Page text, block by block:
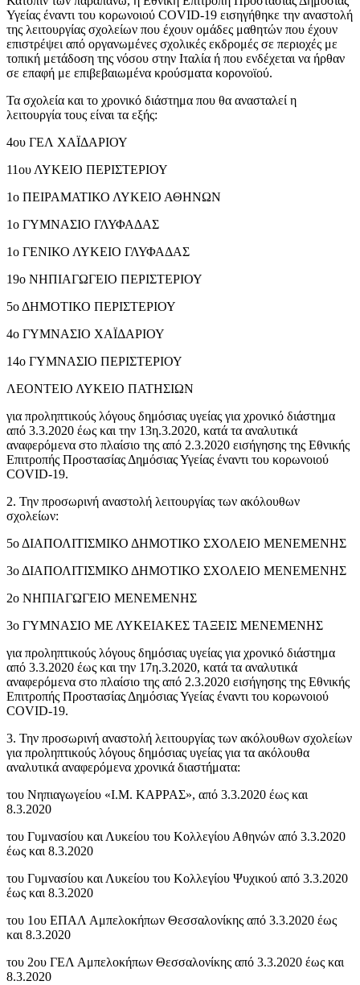
Υγείας έναντι του κορωνοιού COVID-19 εισηγήθηκε την αναστολή
της λειτουργίας σχολείων που έχουν ομάδες μαθητών που έχουν
επιστρέψει από οργανωμένες σχολικές εκδρομές σε περιοχές με
τοπική μετάδοση της νόσου στην Ιταλία ή που ενδέχεται να ήρθαν
σε επαφή με επιβεβαιωμένα κρούσματα κορονοϊού.
Τα σχολεία και το χρονικό διάστημα που θα ανασταλεί η
λειτουργία τους είναι τα εξής:
4ου ΓΕΛ ΧΑΪΔΑΡΙΟΥ
11ου ΛΥΚΕΙΟ ΠΕΡΙΣΤΕΡΙΟΥ
1ο ΠΕΙΡΑΜΑΤΙΚΟ ΛΥΚΕΙΟ ΑΘΗΝΩΝ
1ο ΓΥΜΝΑΣΙΟ ΓΛΥΦΑΔΑΣ
1ο ΓΕΝΙΚΟ ΛΥΚΕΙΟ ΓΛΥΦΑΔΑΣ
19ο ΝΗΠΙΑΓΩΓΕΙΟ ΠΕΡΙΣΤΕΡΙΟΥ
5ο ΔΗΜΟΤΙΚΟ ΠΕΡΙΣΤΕΡΙΟΥ
4ο ΓΥΜΝΑΣΙΟ ΧΑΪΔΑΡΙΟΥ
14ο ΓΥΜΝΑΣΙΟ ΠΕΡΙΣΤΕΡΙΟΥ
ΛΕΟΝΤΕΙΟ ΛΥΚΕΙΟ ΠΑΤΗΣΙΩΝ
για προληπτικούς λόγους δημόσιας υγείας για χρονικό διάστημα
από 3.3.2020 έως και την 13η.3.2020, κατά τα αναλυτικά
αναφερόμενα στο πλαίσιο της από 2.3.2020 εισήγησης της Εθνικής
Επιτροπής Προστασίας Δημόσιας Υγείας έναντι του κορωνοιού
COVID-19.
2. Την προσωρινή αναστολή λειτουργίας των ακόλουθων
σχολείων:
5ο ΔΙΑΠΟΛΙΤΙΣΜΙΚΟ ΔΗΜΟΤΙΚΟ ΣΧΟΛΕΙΟ ΜΕΝΕΜΕΝΗΣ
3ο ΔΙΑΠΟΛΙΤΙΣΜΙΚΟ ΔΗΜΟΤΙΚΟ ΣΧΟΛΕΙΟ ΜΕΝΕΜΕΝΗΣ
2ο ΝΗΠΙΑΓΩΓΕΙΟ ΜΕΝΕΜΕΝΗΣ
3ο ΓΥΜΝΑΣΙΟ ΜΕ ΛΥΚΕΙΑΚΕΣ ΤΑΞΕΙΣ ΜΕΝΕΜΕΝΗΣ
για προληπτικούς λόγους δημόσιας υγείας για χρονικό διάστημα
από 3.3.2020 έως και την 17η.3.2020, κατά τα αναλυτικά
αναφερόμενα στο πλαίσιο της από 2.3.2020 εισήγησης της Εθνικής
Επιτροπής Προστασίας Δημόσιας Υγείας έναντι του κορωνοιού
COVID-19.
3. Την προσωρινή αναστολή λειτουργίας των ακόλουθων σχολείων
για προληπτικούς λόγους δημόσιας υγείας για τα ακόλουθα
αναλυτικά αναφερόμενα χρονικά διαστήματα:
του Νηπιαγωγείου «Ι.Μ. ΚΑΡΡΑΣ», από 3.3.2020 έως και
8.3.2020
του Γυμνασίου και Λυκείου του Κολλεγίου Αθηνών από 3.3.2020
έως και 8.3.2020
του Γυμνασίου και Λυκείου του Κολλεγίου Ψυχικού από 3.3.2020
έως και 8.3.2020
του 1ου ΕΠΑΛ Αμπελοκήπων Θεσσαλονίκης από 3.3.2020 έως
και 8.3.2020
του 2ου ΓΕΛ Αμπελοκήπων Θεσσαλονίκης από 3.3.2020 έως και
8.3.2020